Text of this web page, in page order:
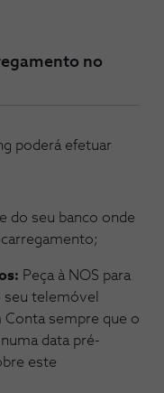
no
poderá efetuar
do seu banco onde
Peça à NOS para
telemóvel
sempre que o
data pré-
este